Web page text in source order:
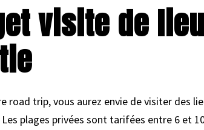
visite de
road trip, vous aurez envie de visiter des
plages privées sont tarifées entre 6 et